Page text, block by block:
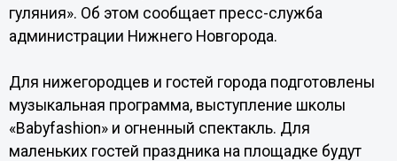
гуляния». Об этом сообщает пресс-служба
администрации Нижнего Новгорода.
Для нижегородцев и гостей города подготовлены
музыкальная программа, выступление школы
«Babyfashion» и огненный спектакль. Для
маленьких гостей праздника на площадке будут